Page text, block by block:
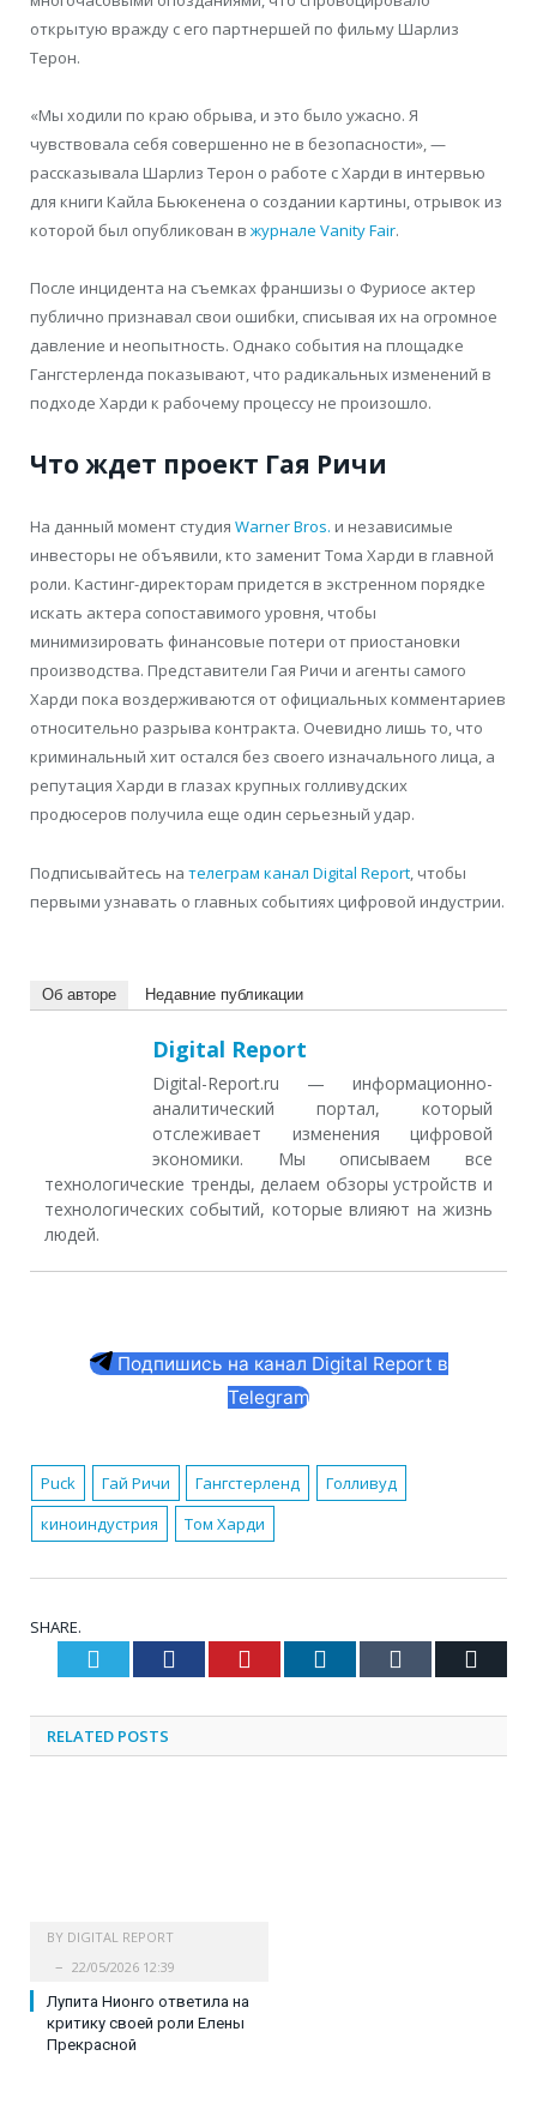
открытую вражду с его партнершей по фильму Шарлиз
Терон.
«Мы ходили по краю обрыва, и это было ужасно. Я
чувствовала себя совершенно не в безопасности», —
рассказывала Шарлиз Терон о работе с Харди в интервью
для книги Кайла Бьюкенена о создании картины, отрывок из
которой был опубликован в журнале Vanity Fair.
После инцидента на съемках франшизы о Фуриосе актер
публично признавал свои ошибки, списывая их на огромное
давление и неопытность. Однако события на площадке
Гангстерленда показывают, что радикальных изменений в
подходе Харди к рабочему процессу не произошло.
Что ждет проект Гая Ричи
На данный момент студия Warner Bros. и независимые
инвесторы не объявили, кто заменит Тома Харди в главной
роли. Кастинг-директорам придется в экстренном порядке
искать актера сопоставимого уровня, чтобы
минимизировать финансовые потери от приостановки
производства. Представители Гая Ричи и агенты самого
Харди пока воздерживаются от официальных комментариев
относительно разрыва контракта. Очевидно лишь то, что
криминальный хит остался без своего изначального лица, а
репутация Харди в глазах крупных голливудских
продюсеров получила еще один серьезный удар.
Подписывайтесь на телеграм канал Digital Report , чтобы
первыми узнавать о главных событиях цифровой индустрии.
Об авторе Недавние публикации
Digital Report
Digital-Report.ru — информационно-
аналитический портал, который
отслеживает изменения цифровой
экономики. Мы описываем все
технологические тренды, делаем обзоры устройств и
технологических событий, которые влияют на жизнь
людей.
Подпишись на канал Digital Report в
Telegram
Puck Гай Ричи Гангстерленд
Голливуд
киноиндустрия
Том Харди
SHARE.
Twitter Facebook Pinterest LinkedIn Tumblr
RELATED POSTS
BY DIGITAL REPORT
22/05/2026 12:39
Лупита Нионго ответила на
критику своей роли Елены
Прекрасной